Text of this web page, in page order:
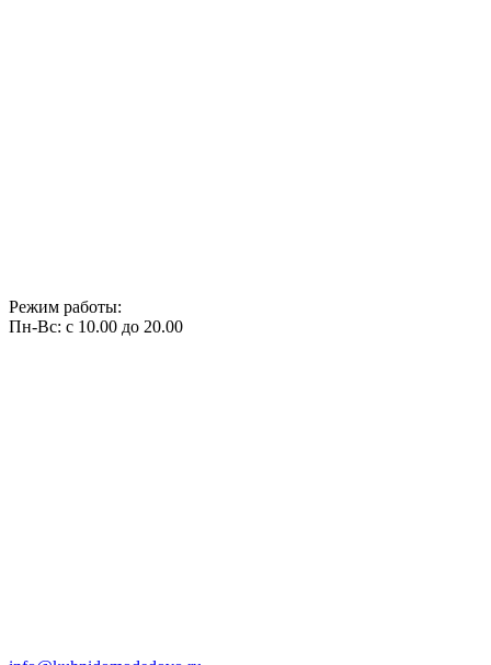
Режим работы:
Пн-Вс: с 10.00 до 20.00